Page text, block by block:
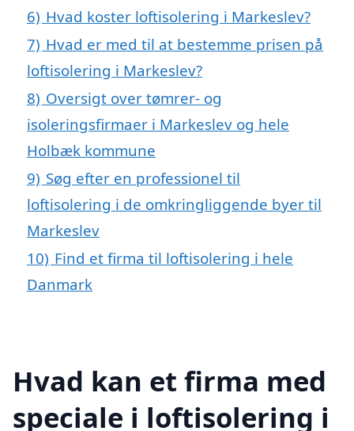
6) Hvad koster loftisolering i Markeslev?
7) Hvad er med til at bestemme prisen på
loftisolering i Markeslev?
8) Oversigt over tømrer- og
isoleringsfirmaer i Markeslev og hele
Holbæk kommune
9) Søg efter en professionel til
loftisolering i de omkringliggende byer til
Markeslev
10) Find et firma til loftisolering i hele
Danmark
Hvad kan et firma med
speciale i loftisolering i